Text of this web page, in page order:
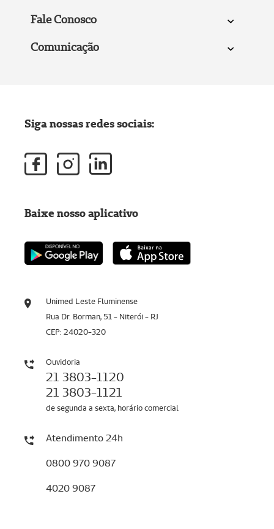
Fale Conosco
Comunicação
Unimed Leste Fluminense
Rua Dr. Borman, 51 - Niterói - RJ
CEP: 24020-320
Ouvidoria
21 3803-1120
21 3803-1121
de segunda a sexta, horário comercial
Atendimento 24h
0800 970 9087
4020 9087
Siga nossas redes sociais:
Baixe nosso aplicativo